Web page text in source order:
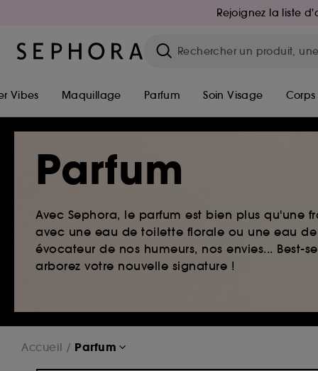
Rejoignez la liste
Vibes Maquillage Parfum Soin Visage Corps
Parfum
Avec Sephora, le parfum est bien plus qu'une
avec une eau de toilette florale ou une eau
évocateur de nos humeurs, nos envies... Best-
arborez votre nouvelle signature !
Accueil Parfum